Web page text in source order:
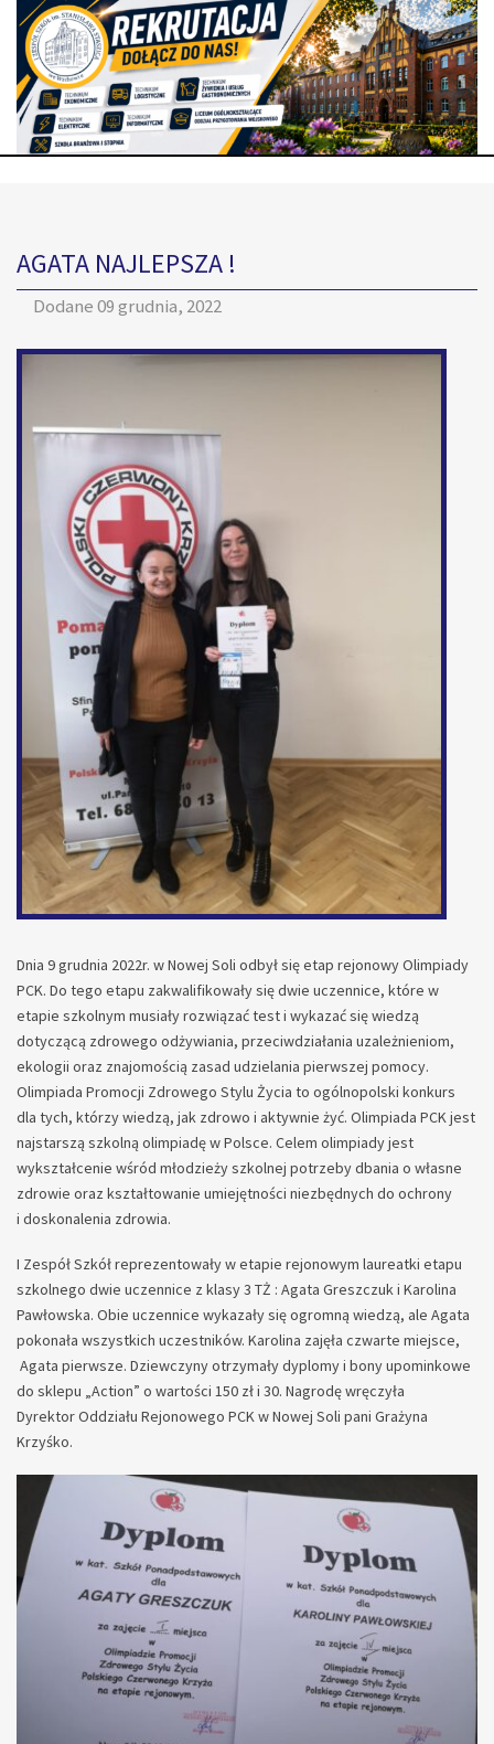
AGATA NAJLEPSZA !
Dodane09 grudnia, 2022
Dnia 9 grudnia 2022r. w Nowej Soli odbył się etap rejonowy Olimpiady
PCK. Do tego etapu zakwalifikowały się dwie uczennice, które w
etapie szkolnym musiały rozwiązać test i wykazać się wiedzą
dotyczącą zdrowego odżywiania, przeciwdziałania uzależnieniom,
ekologii oraz znajomością zasad udzielania pierwszej pomocy.
Olimpiada Promocji Zdrowego Stylu Życia to ogólnopolski konkurs
dla tych, którzy wiedzą, jak zdrowo i aktywnie żyć. Olimpiada PCK jest
najstarszą szkolną olimpiadę w Polsce. Celem olimpiady jest
wykształcenie wśród młodzieży szkolnej potrzeby dbania o własne
zdrowie oraz kształtowanie umiejętności niezbędnych do ochrony
i doskonalenia zdrowia.
I Zespół Szkół reprezentowały w etapie rejonowym laureatki etapu
szkolnego dwie uczennice z klasy 3 TŻ : Agata Greszczuk i Karolina
Pawłowska. Obie uczennice wykazały się ogromną wiedzą, ale Agata
pokonała wszystkich uczestników. Karolina zajęła czwarte miejsce,
Agata pierwsze. Dziewczyny otrzymały dyplomy i bony upominkowe
do sklepu „Action” o wartości 150 zł i 30. Nagrodę wręczyła
Dyrektor Oddziału Rejonowego PCK w Nowej Soli pani Grażyna
Krzyśko.